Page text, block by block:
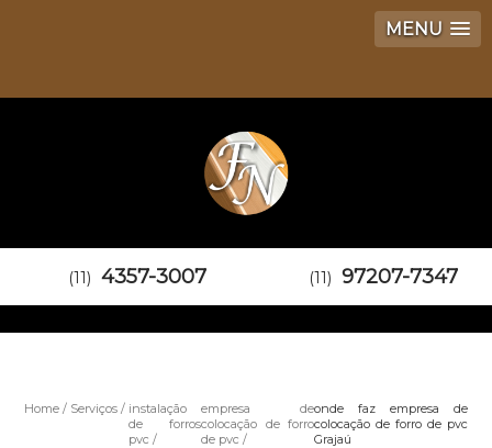
MENU
(11) 4357-3007 (11) 97207-7347
Home Serviços
instalação
de forros
pvc
empresa de
colocação de forro
de pvc
onde faz empresa de
colocação de forro de pvc
Grajaú